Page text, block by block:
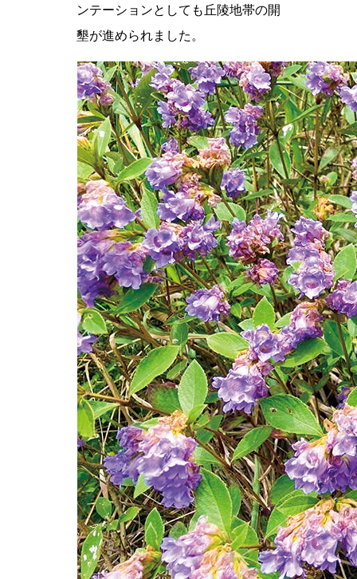
ンテーションとしても丘陵地帯の開
墾が進められました。